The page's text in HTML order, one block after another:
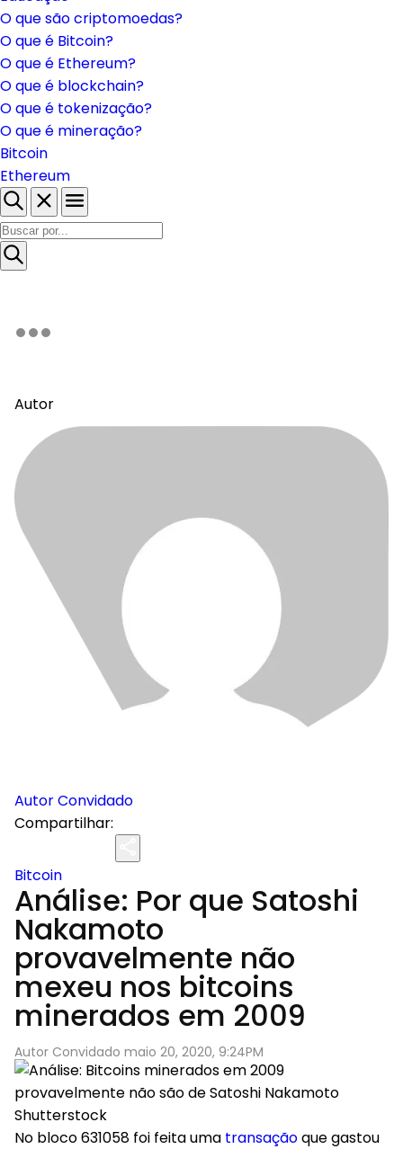
O que são criptomoedas?
O que é Bitcoin?
O que é Ethereum?
O que é blockchain?
O que é tokenização?
O que é mineração?
Bitcoin
Ethereum
Autor
Autor Convidado
Compartilhar:
Bitcoin
Análise: Por que Satoshi
Nakamoto
provavelmente não
mexeu nos bitcoins
minerados em 2009
Autor Convidado maio 20, 2020, 9:24PM
Shutterstock
No bloco 631058 foi feita uma transaçãoque gastou